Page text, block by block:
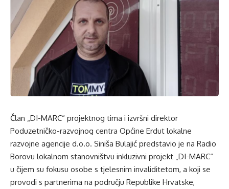
Član „DI-MARC“ projektnog tima i izvršni direktor
Poduzetničko-razvojnog centra Općine Erdut lokalne
razvojne agencije d.o.o. Siniša Bulajić predstavio je na Radio
Borovu lokalnom stanovništvu inkluzivni projekt „DI-MARC“
u čijem su fokusu osobe s tjelesnim invaliditetom, a koji se
provodi s partnerima na području Republike Hrvatske,